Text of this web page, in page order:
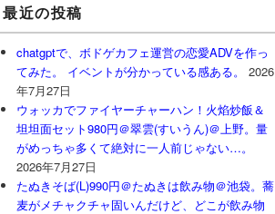
最近の投稿
chatgptで、ボドゲカフェ運営の恋愛ADVを作っ
てみた。 イベントが分かっている感ある。
2026
年7月27日
ウォッカでファイヤーチャーハン！火焰炒飯＆
坦坦面セット980円＠翠雲(すいうん)＠上野。量
がめっちゃ多くて絶対に一人前じゃない…。
2026年7月27日
たぬきそば(L)990円＠たぬきは飲み物＠池袋。蕎
麦がメチャクチャ固いんだけど、どこが飲み物